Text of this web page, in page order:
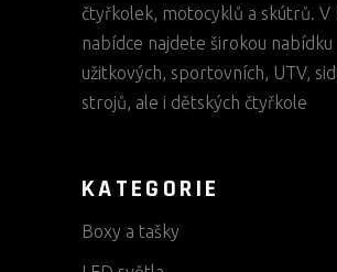
čtyřkolek, motocyklů a skútrů. V
nabídce najdete širokou nabídku
užitkových, sportovních, UTV,
strojů, ale i dětských čtyřkole
KATEGORIE
Boxy a tašky